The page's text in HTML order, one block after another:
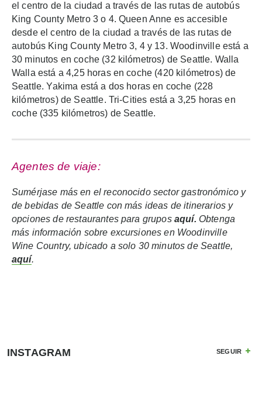
el centro de la ciudad a través de las rutas de autobús
King County Metro 3 o 4. Queen Anne es accesible
desde el centro de la ciudad a través de las rutas de
autobús King County Metro 3, 4 y 13. Woodinville está a
30 minutos en coche (32 kilómetros) de Seattle. Walla
Walla está a 4,25 horas en coche (420 kilómetros) de
Seattle. Yakima está a dos horas en coche (228
kilómetros) de Seattle. Tri-Cities está a 3,25 horas en
coche (335 kilómetros) de Seattle.
Agentes de viaje:
Sumérjase más en el reconocido sector gastronómico y
de bebidas de Seattle con más ideas de itinerarios y
opciones de restaurantes para grupos aquí. Obtenga
más información sobre excursiones en Woodinville
Wine Country, ubicado a solo 30 minutos de Seattle,
aquí.
SEGUIR
INSTAGRAM